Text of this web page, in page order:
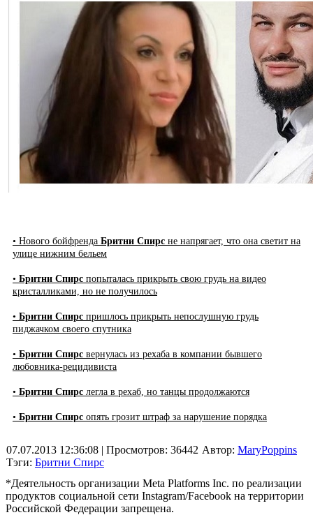
• Нового бойфренда Бритни Спирс не напрягает, что она светит на
улице нижним бельем
• Бритни Спирс попыталась прикрыть свою грудь на видео
кристалликами, но не получилось
• Бритни Спирс пришлось прикрыть непослушную грудь
пиджачком своего спутника
• Бритни Спирс вернулась из рехаба в компании бывшего
любовника-рецидивиста
• Бритни Спирс легла в рехаб, но танцы продолжаются
• Бритни Спирс опять грозит штраф за нарушение порядка
07.07.2013 12:36:08 | Просмотров: 36442
Тэги: Бритни Спирс
Автор: MaryPoppins
*Деятельность организации Meta Platforms Inc. по реализации
продуктов социальной сети Instagram/Facebook на территории
Российской Федерации запрещена.